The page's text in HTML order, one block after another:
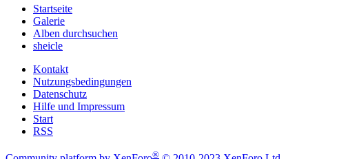
Startseite
Galerie
Alben durchsuchen
sheicle
Kontakt
Nutzungsbedingungen
Datenschutz
Hilfe und Impressum
Start
RSS
®